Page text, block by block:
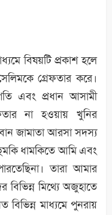
বিষয়টি প্রকাশ হলে
গ্রেফতার করে।
এবং প্রধান আসামী
না হওয়ায় খুনির
জামাতা আরসা সদস্য
ধামকিতে আমি এবং
তারা আমার
বিভিন্ন মিথ্যে অজুহাতে
বিভিন্ন মাধ্যমে পুনরায়